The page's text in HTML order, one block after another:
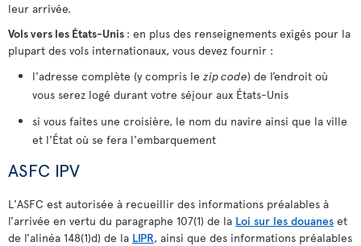
leur arrivée.
Vols vers les États-Unis : en plus des renseignements exigés pour la
plupart des vols internationaux, vous devez fournir :
l'adresse complète (y compris le zip code) de l’endroit où
vous serez logé durant votre séjour aux États-Unis
si vous faites une croisière, le nom du navire ainsi que la ville
et l'État où se fera l'embarquement
ASFC IPV
L'ASFC est autorisée à recueillir des informations préalables à
l’arrivée en vertu du paragraphe 107(1) de la Loi sur les douanes et
de l’alinéa 148(1)d) de la LIPR, ainsi que des informations préalables